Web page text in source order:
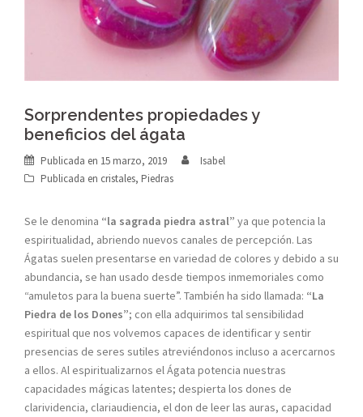
Sorprendentes propiedades y
beneficios del ágata
Publicada en 15 marzo, 2019
Isabel
Publicada en cristales, Piedras
Se le denomina “la sagrada piedra astral” ya que potencia la
espiritualidad, abriendo nuevos canales de percepción. Las
Ágatas suelen presentarse en variedad de colores y debido a su
abundancia, se han usado desde tiempos inmemoriales como
“amuletos para la buena suerte”. También ha sido llamada: “La
Piedra de los Dones”; con ella adquirimos tal sensibilidad
espiritual que nos volvemos capaces de identificar y sentir
presencias de seres sutiles atreviéndonos incluso a acercarnos
a ellos. Al espiritualizarnos el Ágata potencia nuestras
capacidades mágicas latentes; despierta los dones de
clarividencia, clariaudiencia, el don de leer las auras, capacidad